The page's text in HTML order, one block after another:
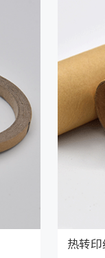
热转